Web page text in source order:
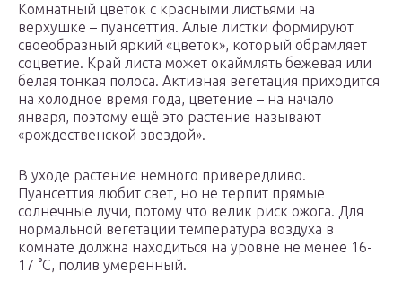
Комнатный цветок с красными листьями на
верхушке – пуансеттия. Алые листки формируют
своеобразный яркий «цветок», который обрамляет
соцветие. Край листа может окаймлять бежевая или
белая тонкая полоса. Активная вегетация приходится
на холодное время года, цветение – на начало
января, поэтому ещё это растение называют
«рождественской звездой».
В уходе растение немного привередливо.
Пуансеттия любит свет, но не терпит прямые
солнечные лучи, потому что велик риск ожога. Для
нормальной вегетации температура воздуха в
комнате должна находиться на уровне не менее 16-
17 °С, полив умеренный.